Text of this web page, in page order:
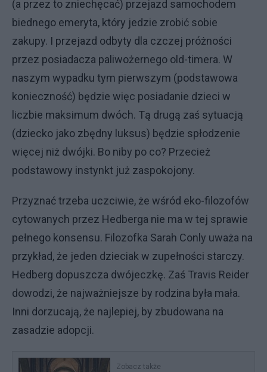
(a przez to zniechęcać) przejazd samochodem
biednego emeryta, który jedzie zrobić sobie
zakupy. I przejazd odbyty dla czczej próżności
przez posiadacza paliwożernego old-timera. W
naszym wypadku tym pierwszym (podstawowa
konieczność) będzie więc posiadanie dzieci w
liczbie maksimum dwóch. Tą drugą zaś sytuacją
(dziecko jako zbędny luksus) będzie spłodzenie
więcej niż dwójki. Bo niby po co? Przecież
podstawowy instynkt już zaspokojony.
Przyznać trzeba uczciwie, że wśród eko-filozofów
cytowanych przez Hedberga nie ma w tej sprawie
pełnego konsensu. Filozofka Sarah Conly uważa na
przykład, że jeden dzieciak w zupełności starczy.
Hedberg dopuszcza dwójeczkę. Zaś Travis Reider
dowodzi, że najważniejsze by rodzina była mała.
Inni dorzucają, że najlepiej, by zbudowana na
zasadzie adopcji.
Zobacz także